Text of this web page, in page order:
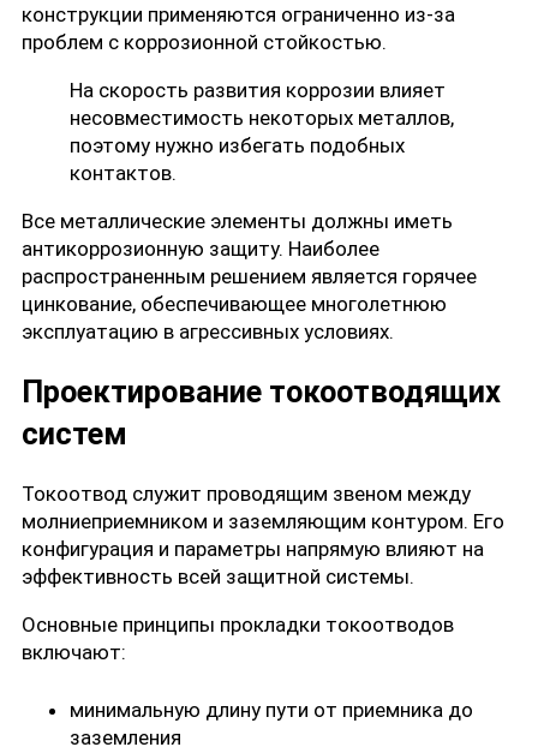
конструкции применяются ограниченно из-за
проблем с коррозионной стойкостью.
На скорость развития коррозии влияет
несовместимость некоторых металлов,
поэтому нужно избегать подобных
контактов.
Все металлические элементы должны иметь
антикоррозионную защиту. Наиболее
распространенным решением является горячее
цинкование, обеспечивающее многолетнюю
эксплуатацию в агрессивных условиях.
Проектирование токоотводящих
систем
Токоотвод служит проводящим звеном между
молниеприемником и заземляющим контуром. Его
конфигурация и параметры напрямую влияют на
эффективность всей защитной системы.
Основные принципы прокладки токоотводов
включают:
минимальную длину пути от приемника до
заземления